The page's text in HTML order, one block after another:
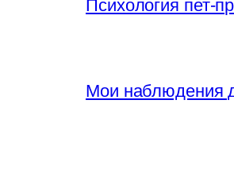
Психология пет-
Мои наблюдения